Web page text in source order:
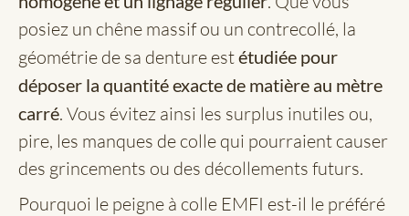
posiez un chêne massif ou un contrecollé, la
géométrie de sa denture estétudiée pour
déposer la quantité exacte de matière au mètre
carré. Vous évitez ainsi les surplus inutiles ou,
pire, les manques de colle qui pourraient causer
des grincements ou des décollements futurs.
Pourquoi le peigne à colle EMFI est-il le préféré